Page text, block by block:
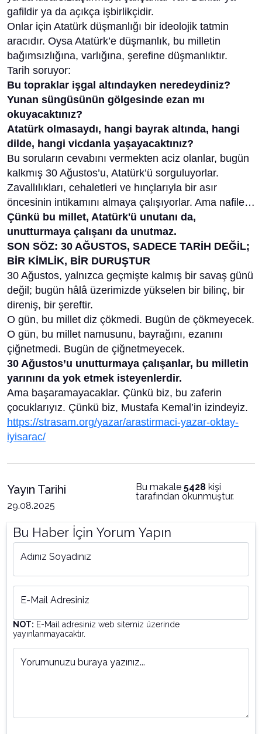
gafildir ya da açıkça işbirlikçidir.
Onlar için Atatürk düşmanlığı bir ideolojik tatmin
aracıdır. Oysa Atatürk’e düşmanlık, bu milletin
bağımsızlığına, varlığına, şerefine düşmanlıktır.
Tarih soruyor:
Bu topraklar işgal altındayken neredeydiniz?
Yunan süngüsünün gölgesinde ezan mı
okuyacaktınız?
Atatürk olmasaydı, hangi bayrak altında, hangi
dilde, hangi vicdanla yaşayacaktınız?
Bu soruların cevabını vermekten aciz olanlar, bugün
kalkmış 30 Ağustos’u, Atatürk’ü sorguluyorlar.
Zavallılıkları, cehaletleri ve hınçlarıyla bir asır
öncesinin intikamını almaya çalışıyorlar. Ama nafile…
Çünkü bu millet, Atatürk'ü unutanı da,
unutturmaya çalışanı da unutmaz.
SON SÖZ: 30 AĞUSTOS, SADECE TARİH DEĞİL;
BİR KİMLİK, BİR DURUŞTUR
30 Ağustos, yalnızca geçmişte kalmış bir savaş günü
değil; bugün hâlâ üzerimizde yükselen bir bilinç, bir
direniş, bir şereftir.
O gün, bu millet diz çökmedi. Bugün de çökmeyecek.
O gün, bu millet namusunu, bayrağını, ezanını
çiğnetmedi. Bugün de çiğnetmeyecek.
30 Ağustos’u unutturmaya çalışanlar, bu milletin
yarınını da yok etmek isteyenlerdir.
Ama başaramayacaklar. Çünkü biz, bu zaferin
çocuklarıyız. Çünkü biz, Mustafa Kemal’in izindeyiz.
https://strasam.org/yazar/arastirmaci-yazar-oktay-
iyisarac/
Yayın Tarihi
29.08.2025
Bu makale 5428 kişi
tarafından okunmuştur.
Bu Haber İçin Yorum Yapın
Adınız Soyadınız
E-Mail Adresiniz
NOT: E-Mail adresiniz web sitemiz üzerinde
yayınlanmayacaktır.
Yorumunuzu buraya yazınız...